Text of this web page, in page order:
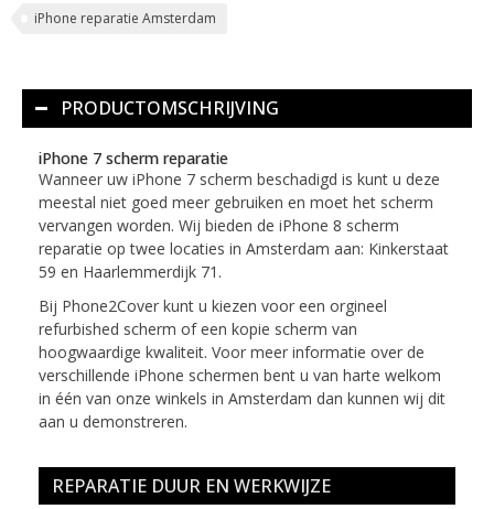
iPhone reparatie Amsterdam
PRODUCTOMSCHRIJVING
iPhone 7 scherm reparatie
Wanneer uw iPhone 7 scherm beschadigd is kunt u deze
meestal niet goed meer gebruiken en moet het scherm
vervangen worden. Wij bieden de iPhone 8 scherm
reparatie op twee locaties in Amsterdam aan: Kinkerstaat
59 en Haarlemmerdijk 71.
Bij Phone2Cover kunt u kiezen voor een orgineel
refurbished scherm of een kopie scherm van
hoogwaardige kwaliteit. Voor meer informatie over de
verschillende iPhone schermen bent u van harte welkom
in één van onze winkels in Amsterdam dan kunnen wij dit
aan u demonstreren.
REPARATIE DUUR EN WERKWIJZE